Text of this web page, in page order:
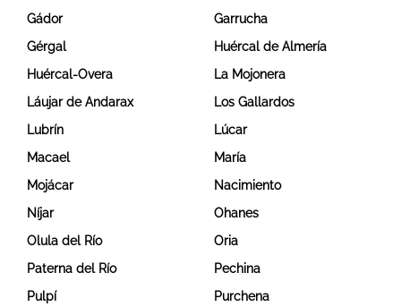
Gádor
Garrucha
Gérgal
Huércal de Almería
Huércal-Overa
La Mojonera
Láujar de Andarax
Los Gallardos
Lubrín
Lúcar
Macael
María
Mojácar
Nacimiento
Níjar
Ohanes
Olula del Río
Oria
Paterna del Río
Pechina
Pulpí
Purchena